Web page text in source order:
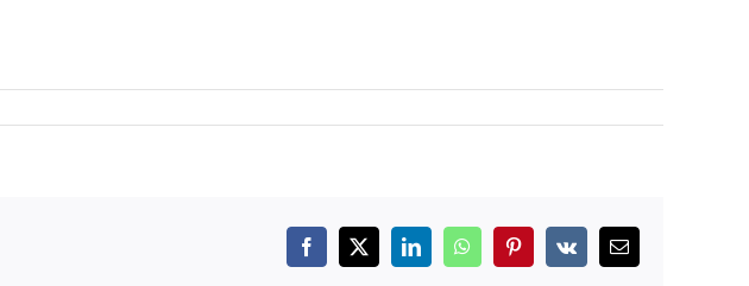
Facebook
X LinkedInWhatsAppPinterest
Vk Email